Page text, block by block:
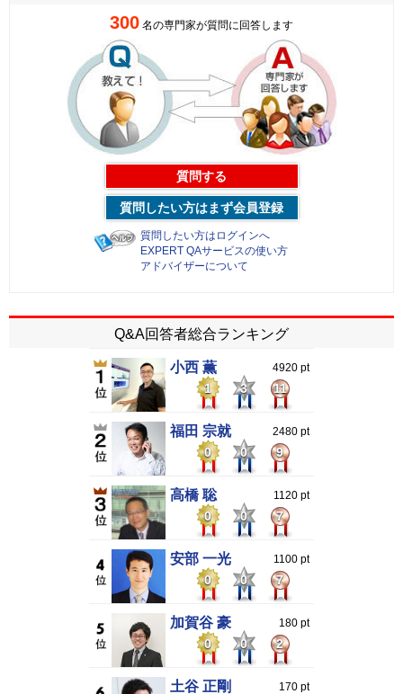
300 名の専門家が質問に回答します
質問する
質問したい方はまず会員登録
質問したい方はログインへ
EXPERT QAサービスの使い方
アドバイザーについて
Q&A回答者総合ランキング
小西 薫 4920 pt
1 3 11
福田 宗就 2480 pt
0 0 9
高橋 聡 1120 pt
0 0 7
安部 一光 1100 pt
0 0 7
加賀谷 豪 180 pt
0 0 2
土谷 正剛 170 pt